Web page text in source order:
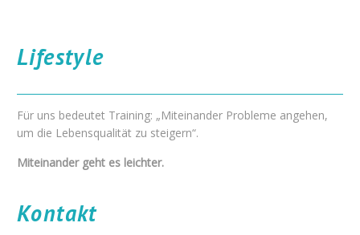
Lifestyle
Für uns bedeutet Training: „Miteinander Probleme angehen,
um die Lebensqualität zu steigern“.
Miteinander geht es leichter.
Kontakt